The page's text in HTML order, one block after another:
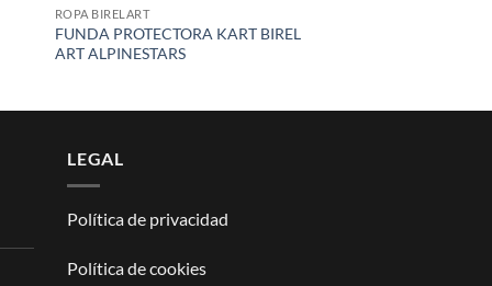
ROPA BIRELART
FUNDA PROTECTORA KART BIREL
ART ALPINESTARS
LEGAL
Política de privacidad
Política de cookies